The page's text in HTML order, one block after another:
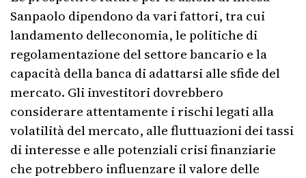
Sanpaolo dipendono da vari fattori, tra cui
landamento delleconomia, le politiche di
regolamentazione del settore bancario e la
capacità della banca di adattarsi alle sfide del
mercato. Gli investitori dovrebbero
considerare attentamente i rischi legati alla
volatilità del mercato, alle fluttuazioni dei tassi
di interesse e alle potenziali crisi finanziarie
che potrebbero influenzare il valore delle